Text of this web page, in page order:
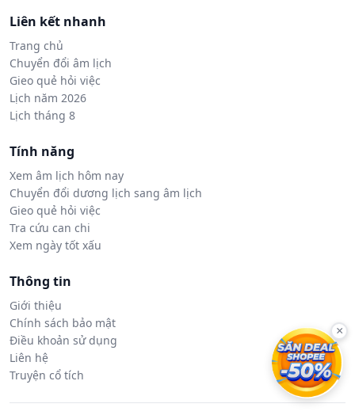
Liên kết nhanh
Trang chủ
Chuyển đổi âm lịch
Gieo quẻ hỏi việc
Lịch năm 2026
Lịch tháng 8
Tính năng
Xem âm lịch hôm nay
Chuyển đổi dương lịch sang âm lịch
Gieo quẻ hỏi việc
Tra cứu can chi
Xem ngày tốt xấu
Thông tin
Giới thiệu
Chính sách bảo mật
Điều khoản sử dụng
Liên hệ
Truyện cổ tích
×